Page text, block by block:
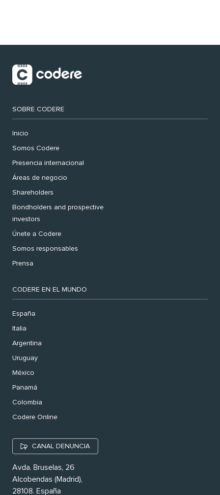
SOBRE CODERE
Inicio
Somos Codere
Presencia internacional
Áreas de negocio
Shareholders
Bondholders and prospective
investors
Únete a Codere
Somos responsables
Prensa
CODERE EN EL MUNDO
España
Italia
Argentina
Uruguay
México
Panamá
Colombia
Codere Online
CANAL DENUNCIA
Avda. Bruselas, 26
Alcobendas (Madrid),
28108. España